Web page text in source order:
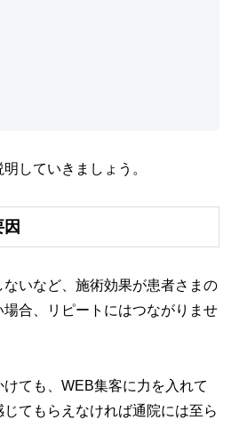
していきましょう。
いなど、施術効果が患者さまの
合、リピートにはつながりませ
ても、WEB集客に力を入れて
じてもらえなければ通院には至ら